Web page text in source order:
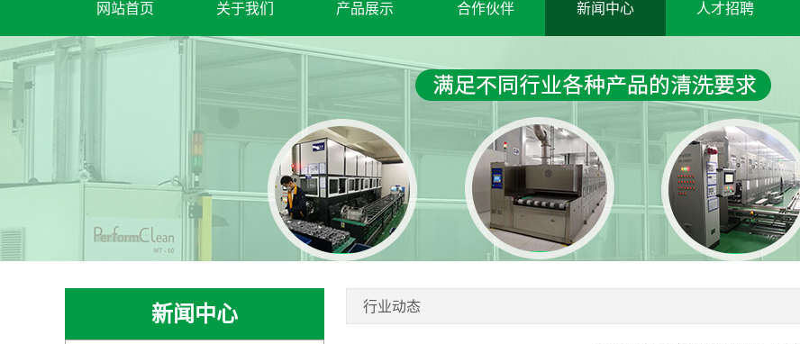
网站首页 关于我们 产品展示 合作伙伴 新闻中心 人才招聘
新闻中心 行业动态